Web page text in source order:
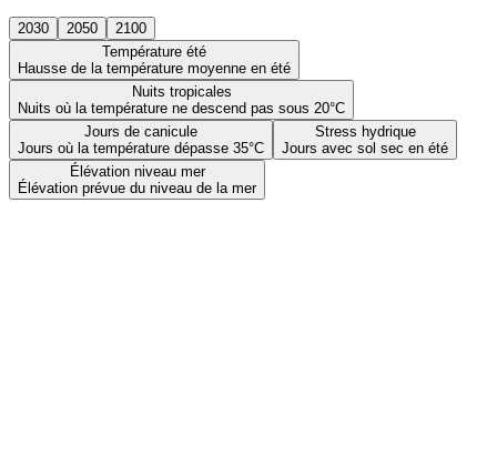
2030 2050
2100
Température été
Hausse de la température moyenne en été
Nuits tropicales
Nuits où la température ne descend pas sous 20°C
Jours de canicule
Jours où la température dépasse 35°C
Stress hydrique
Jours avec sol sec en été
Élévation niveau mer
Élévation prévue du niveau de la mer